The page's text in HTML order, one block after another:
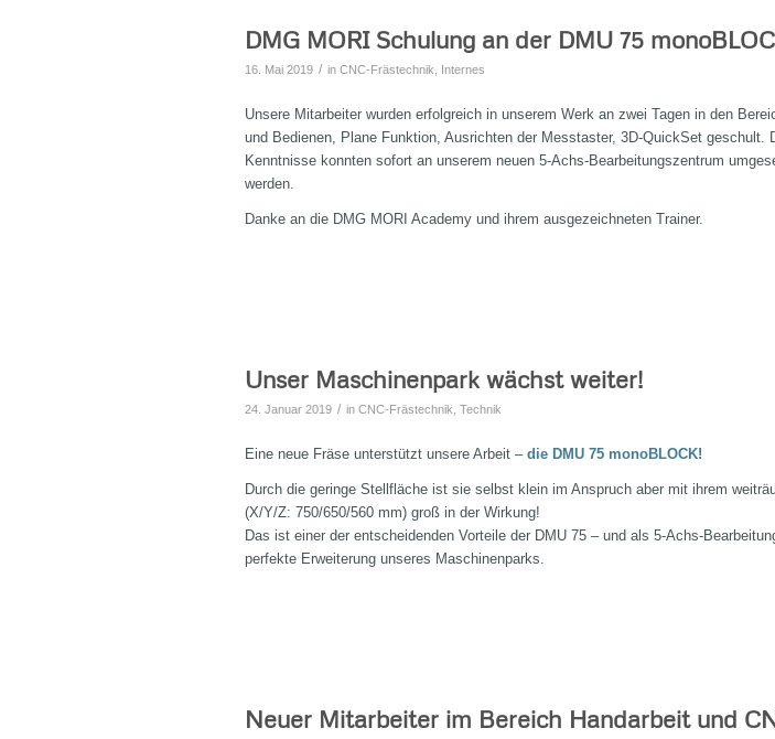
DMG MORI Schulung an der DMU 75
16. Mai 2019 / in CNC-Frästechnik Internes
Unsere Mitarbeiter wurden erfolgreich in unserem Werk an zwei Tagen in den
und Bedienen, Plane Funktion, Ausrichten der Messtaster, 3D-QuickSet geschult.
Kenntnisse konnten sofort an unserem neuen 5-Achs-Bearbeitungszentrum
werden.
Danke an die DMG MORI Academy und ihrem ausgezeichneten Trainer.
Unser Maschinenpark wächst weiter!
24. Januar 2019 / in CNC-Frästechnik Technik
Eine neue Fräse unterstützt unsere Arbeit – die DMU 75 monoBLOCK!
Durch die geringe Stellfläche ist sie selbst klein im Anspruch aber mit ihrem
(X/Y/Z: 750/650/560 mm) groß in der Wirkung!
Das ist einer der entscheidenden Vorteile der DMU 75 – und als 5-Achs-
perfekte Erweiterung unseres Maschinenparks.
Neuer Mitarbeiter im Bereich Handarbeit und